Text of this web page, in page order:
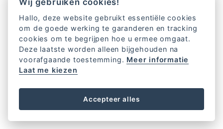
Hallo, deze website gebruikt essentiële cookies
om de goede werking te garanderen en tracking
cookies om te begrijpen hoe u ermee omgaat.
Deze laatste worden alleen bijgehouden na
voorafgaande toestemming. Meer informatie
Laat me kiezen
Accepteer alles